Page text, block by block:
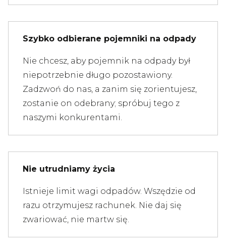
Szybko odbierane pojemniki na odpady
Nie chcesz, aby pojemnik na odpady był
niepotrzebnie długo pozostawiony.
Zadzwoń do nas, a zanim się zorientujesz,
zostanie on odebrany; spróbuj tego z
naszymi konkurentami.
Nie utrudniamy życia
Istnieje limit wagi odpadów. Wszędzie od
razu otrzymujesz rachunek. Nie daj się
zwariować, nie martw się.